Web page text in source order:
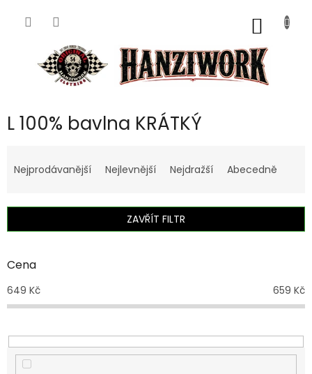
L 100% bavlna KRÁTKÝ
a
í
r
d
u
t
ů
Nejprodávanější Nejlevnější Nejdražší Abecedně
ZAVŘÍT FILTR
Cena
649 Kč 659 Kč